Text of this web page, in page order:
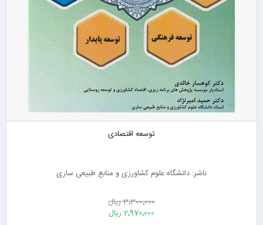
توسعه اقتصادی
ناشر: دانشگاه علوم کشاورزی و منابع طبیعی ساری
3٬300٬000 ریال
2٬970٬000 ریال